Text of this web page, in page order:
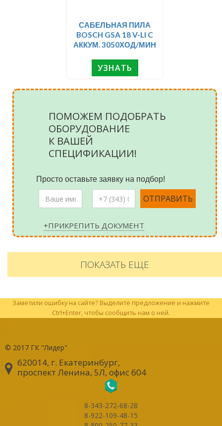
САБЕЛЬНАЯ ПИЛА
BOSCH GSA 18 V-LI C
АККУМ. 3050ХОД/МИН
УЗНАТЬ
ПОМОЖЕМ ПОДОБРАТЬ
ОБОРУДОВАНИЕ
К ВАШЕЙ
СПЕЦИФИКАЦИИ!
Просто оставьте заявку на подбор!
+ПРИКРЕПИТЬ ДОКУМЕНТ
ПОКАЗАТЬ ЕЩЕ
Заметили ошибку на сайте? Выделите предложение и нажмите
Ctrl+Enter, чтобы сообщить нам о ней.
© 2017 ГК "Лидер"
620014, г. Екатеринбург,
проспект Ленина, 5Л, офис 604
8-343-272-68-28
8-922-109-48-15